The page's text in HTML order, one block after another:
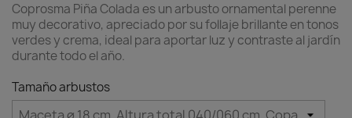
Coprosma Piña Colada es un arbusto ornamental perenne
muy decorativo, apreciado por su follaje brillante en tonos
verdes y crema, ideal para aportar luz y contraste al jardín
durante todo el año.
Tamaño arbustos